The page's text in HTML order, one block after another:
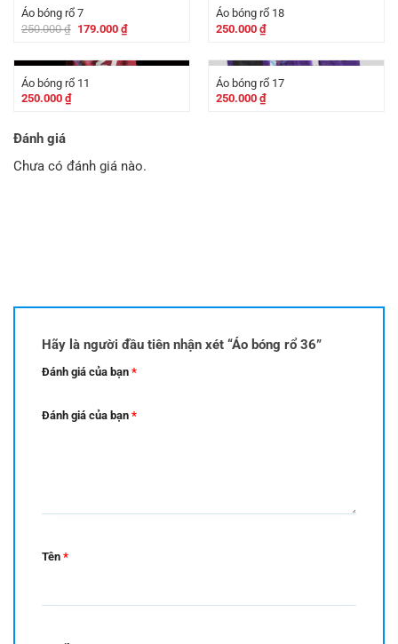
Áo bóng rổ 7
250.000₫ Giá
250.000 ₫.
179.000 ₫Giá
hiện
là:
179.000 ₫.
Áo bóng rổ 18
250.000 ₫
Áo bóng rổ 11
250.000 ₫
Áo bóng rổ 17
250.000 ₫
Đánh giá
Chưa có đánh giá nào.
Hãy là người đầu tiên nhận xét “Áo bóng rổ 36”
Đánh giá của bạn *
Đánh giá của bạn *
Tên *